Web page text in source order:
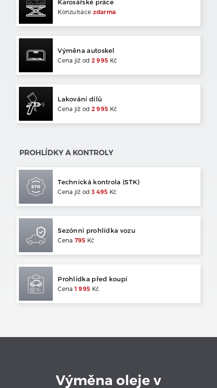
Karosářské práce
Konzultace zdarma
Výměna autoskel
Cena jíž od 2 995 Kč
Lakování dílů
Cena jíž od 2 995 Kč
PROHLÍDKY A KONTROLY
Technická kontrola (STK)
Cena jíž od 3 495 Kč
Sezónní prohlídka vozu
Cena 795 Kč
Prohlídka před koupí
Cena 1 995 Kč
Výměna oleje v